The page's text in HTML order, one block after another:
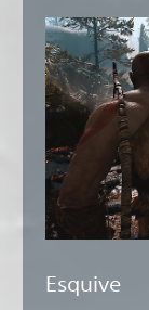
Esquive